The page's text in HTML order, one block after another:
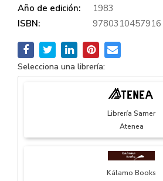
Año de edición:
1983
ISBN:
9780310457916
Selecciona una librería:
Librería Samer
Atenea
Kálamo Books